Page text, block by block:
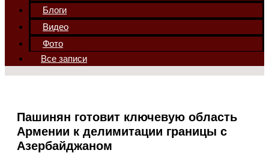
Блоги
Видео
Фото
Все записи
Пашинян готовит ключевую область
Армении к делимитации границы с
Азербайджаном